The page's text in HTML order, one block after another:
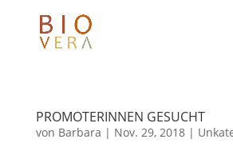
PROMOTERINNEN GESUCHT
von Barbara | Nov. 29, 2018|